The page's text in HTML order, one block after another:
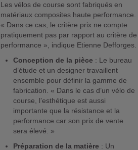
Les vélos de course sont fabriqués en
matériaux composites haute performance.
« Dans ce cas, le critère prix ne compte
pratiquement pas par rapport au critère de
performance », indique Etienne Defforges.
Conception de la pièce : Le bureau
d’étude et un designer travaillent
ensemble pour définir la gamme de
fabrication. « Dans le cas d’un vélo de
course, l’esthétique est aussi
importante que la résistance et la
performance car son prix de vente
sera élevé. »
Préparation de la matière : Un